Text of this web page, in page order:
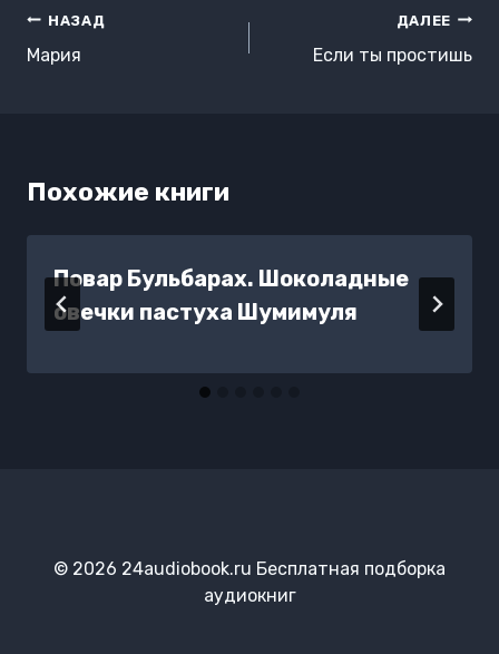
Навигация
по
НАЗАД
Мария
ДАЛЕЕ
Если ты простишь
Похожие книги
Повар Бульбарах. Шоколадные
овечки пастуха Шумимуля
© 2026 24audiobook.ru Бесплатная подборка
аудиокниг